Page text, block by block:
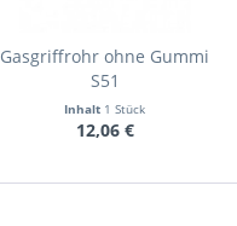
Gasgriffrohr ohne Gummi
S51
Inhalt 1 Stück
12,06 €